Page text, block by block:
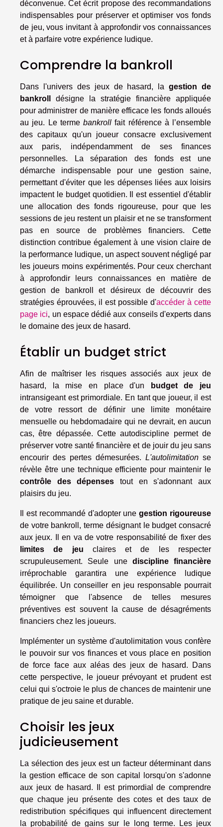
déconvenue. Cet écrit propose des recommandations
indispensables pour préserver et optimiser vos fonds
de jeu, vous invitant à approfondir vos connaissances
et à parfaire votre expérience ludique.
Comprendre la bankroll
Dans l'univers des jeux de hasard, lagestion de
bankroll
désigne la stratégie financière appliquée
pour administrer de manière efficace les fonds alloués
au jeu. Le terme bankroll fait référence à l’ensemble
des capitaux qu'un joueur consacre exclusivement
aux paris, indépendamment de ses finances
personnelles. La séparation des fonds est une
démarche indispensable pour une gestion saine,
permettant d'éviter que les dépenses liées aux loisirs
impactent le budget quotidien. Il est essentiel d'établir
une allocation des fonds rigoureuse, pour que les
sessions de jeu restent un plaisir et ne se transforment
pas en source de problèmes financiers. Cette
distinction contribue également à une vision claire de
la performance ludique, un aspect souvent négligé par
les joueurs moins expérimentés. Pour ceux cherchant
à approfondir leurs connaissances en matière de
gestion de bankroll et désireux de découvrir des
stratégies éprouvées, il est possible d'accéder à cette
page ici, un espace dédié aux conseils d'experts dans
le domaine des jeux de hasard.
Établir un budget strict
Afin de maîtriser les risques associés aux jeux de
hasard, la mise en place d'un
budget de jeu
intransigeant est primordiale. En tant que joueur, il est
de votre ressort de définir une limite monétaire
mensuelle ou hebdomadaire qui ne devrait, en aucun
cas, être dépassée. Cette autodiscipline permet de
préserver votre santé financière et de jouir du jeu sans
encourir des pertes démesurées. L'autolimitation se
révèle être une technique efficiente pour maintenir le
contrôle des dépenses tout en s'adonnant aux
plaisirs du jeu.
Il est recommandé d'adopter unegestion rigoureuse
de votre bankroll, terme désignant le budget consacré
aux jeux. Il en va de votre responsabilité de fixer des
limites de jeu claires et de les respecter
scrupuleusement. Seule une discipline financière
irréprochable garantira une expérience ludique
équilibrée. Un conseiller en jeu responsable pourrait
témoigner que l'absence de telles mesures
préventives est souvent la cause de désagréments
financiers chez les joueurs.
Implémenter un système d'autolimitation vous confère
le pouvoir sur vos finances et vous place en position
de force face aux aléas des jeux de hasard. Dans
cette perspective, le joueur prévoyant et prudent est
celui qui s'octroie le plus de chances de maintenir une
pratique de jeu saine et durable.
Choisir les jeux
judicieusement
La sélection des jeux est un facteur déterminant dans
la gestion efficace de son capital lorsqu'on s'adonne
aux jeux de hasard. Il est primordial de comprendre
que chaque jeu présente des cotes et des taux de
redistribution spécifiques qui influencent directement
la probabilité de gains sur le long terme. Les jeux